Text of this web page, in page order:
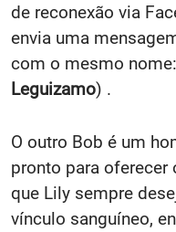
de reconexão via
envia uma
com o mesmo nome:
Leguizamo) .
O outro Bob é um
pronto para
que Lily sempre
vínculo sanguíneo,